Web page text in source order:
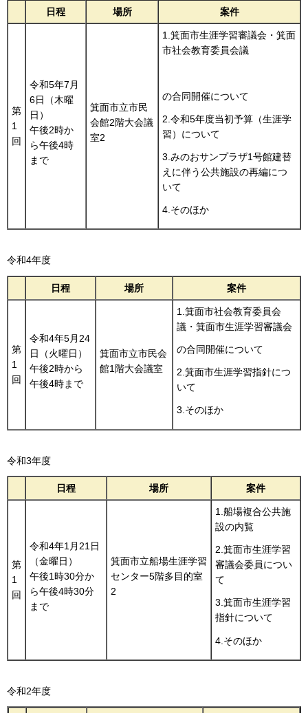
日程 場所 案件
第
1
回
令和5年7月
6日（木曜
日）
午後2時か
ら午後4時
まで
箕面市立市民
会館2階大会議
室2
1.箕面市生涯学習審議会・箕面
市社会教育委員会議
の合同開催について
2.令和5年度当初予算（生涯学
習）について
3.みのおサンプラザ1号館建替
えに伴う公共施設の再編につ
いて
4.そのほか
令和4年度
日程 場所 案件
第
1
回
令和4年5月24
日（火曜日）
午後2時から
午後4時まで
箕面市立市民会
館1階大会議室
1.箕面市社会教育委員会
議・箕面市生涯学習審議会
の合同開催について
2.箕面市生涯学習指針につ
いて
3.そのほか
令和3年度
日程 場所 案件
第
1
回
令和4年1月21日
（金曜日）
午後1時30分か
ら午後4時30分
まで
箕面市立船場生涯学習
センター5階多目的室
2
1.船場複合公共施
設の内覧
2.箕面市生涯学習
審議会委員につい
て
3.箕面市生涯学習
指針について
4.そのほか
令和2年度